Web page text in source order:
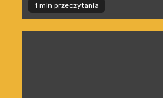
1 min przeczytania